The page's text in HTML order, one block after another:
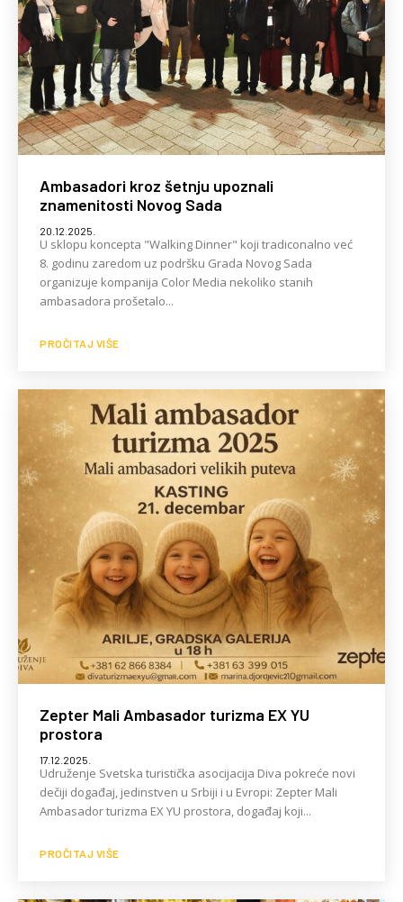
Ambasadori kroz šetnju upoznali
znamenitosti Novog Sada
20.12.2025.
U sklopu koncepta "Walking Dinner" koji tradiconalno već
8. godinu zaredom uz podršku Grada Novog Sada
organizuje kompanija Color Media nekoliko stanih
ambasadora prošetalo...
PROČITAJ VIŠE
Zepter Mali Ambasador turizma EX YU
prostora
17.12.2025.
Udruženje Svetska turistička asocijacija Diva pokreće novi
dečiji događaj, jedinstven u Srbiji i u Evropi: Zepter Mali
Ambasador turizma EX YU prostora, događaj koji...
PROČITAJ VIŠE